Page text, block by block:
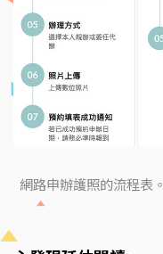
網路申辦護照的流程表